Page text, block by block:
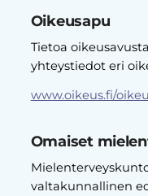
Oikeusapu
Tietoa
yhteystiedot eri
www.oikeus.fi/
Omaiset
valtakunnallinen